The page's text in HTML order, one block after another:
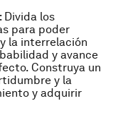
: Divida los
para poder
la interrelación
y avance
Construya un
y la
y adquirir